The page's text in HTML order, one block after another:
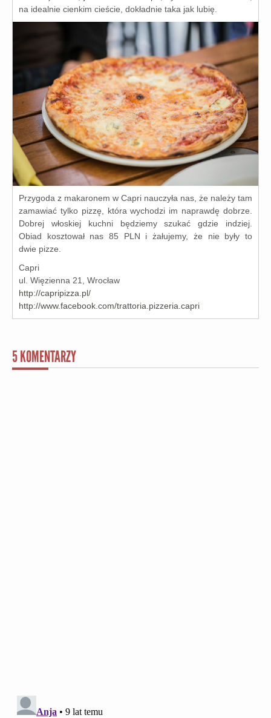
na ide­al­nie cien­kim cie­ście, dokład­nie taka jak lubię.
Przygoda z maka­ro­nem w Capri nauczy­ła nas, że nale­ży tam
zama­wiać tyl­ko piz­zę, któ­ra wycho­dzi im napraw­dę dobrze.
Dobrej wło­skiej kuch­ni będzie­my szu­kać gdzie indziej.
Obiad kosz­to­wał nas 85 PLN i żału­je­my, że nie były to
dwie pizze.
Capri
ul. Więzienna 21, Wrocław
http://capripizza.pl/
http://www.facebook.com/trattoria.pizzeria.capri
5KOMENTARZY